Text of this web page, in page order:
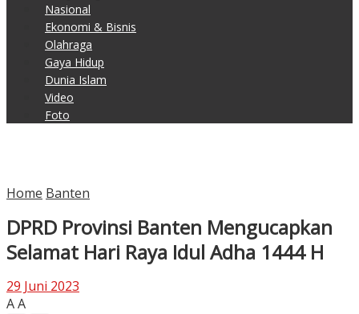
Nasional
Ekonomi & Bisnis
Olahraga
Gaya Hidup
Dunia Islam
Video
Foto
Home Banten
DPRD Provinsi Banten Mengucapkan
Selamat Hari Raya Idul Adha 1444 H
29 Juni 2023
AA